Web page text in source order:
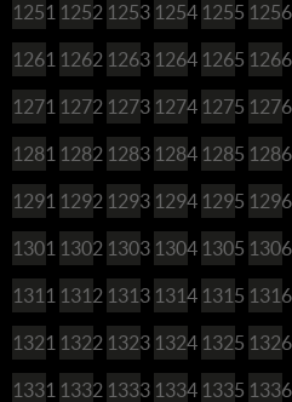
1251 1252 1253 1254 1255 1256
1261 1262 1263 1264 1265 1266
1271 1272 1273 1274 1275 1276
1281 1282 1283 1284 1285 1286
1291 1292 1293 1294 1295 1296
1301 1302 1303 1304 1305 1306
1311 1312 1313 1314 1315 1316
1321 1322 1323 1324 1325 1326
1331 1332 1333 1334 1335 1336